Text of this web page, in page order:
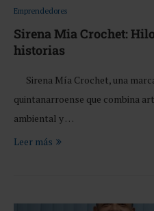
Emprendedores
Sirena Mia Crochet:
historias
Sirena Mía Crochet, una
quintanarroense que combina
ambiental y …
Leer más